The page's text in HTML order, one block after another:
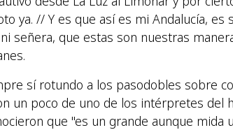
ya. // Y es que así es mi Andalucía,
señera, que estas son nuestras
sí rotundo a los pasodobles sobre
un poco de uno de los intérpretes del
que "es un grande aunque mida